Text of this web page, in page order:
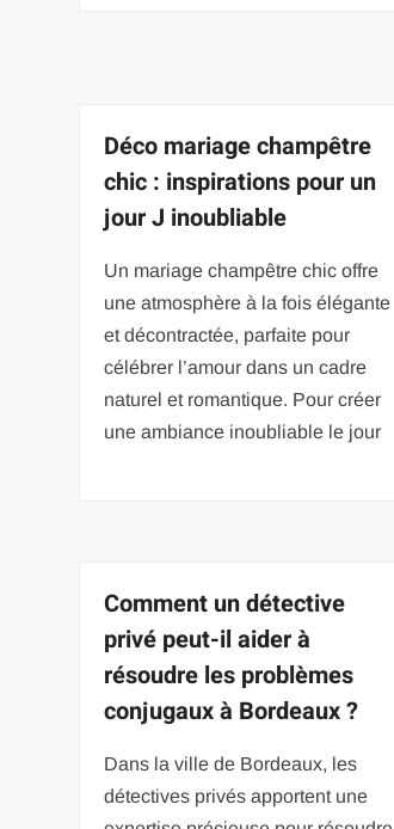
Déco mariage champêtre
chic : inspirations pour un
jour J inoubliable
Un mariage champêtre chic offre
une atmosphère à la fois élégante
et décontractée, parfaite pour
célébrer l’amour dans un cadre
naturel et romantique. Pour créer
une ambiance inoubliable le jour
Comment un détective
privé peut-il aider à
résoudre les problèmes
conjugaux à Bordeaux ?
Dans la ville de Bordeaux, les
détectives privés apportent une